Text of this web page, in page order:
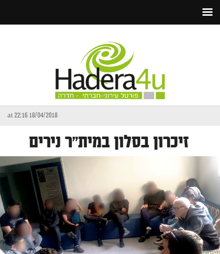
18/04/2018 at 22:16
זיכרון בסלון במית"ר נירים